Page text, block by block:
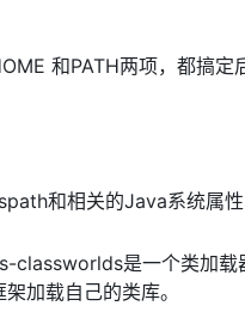
和PATH两项，都搞定
和相关的Java系统属
classworlds是一个类加载
加载自己的类库。